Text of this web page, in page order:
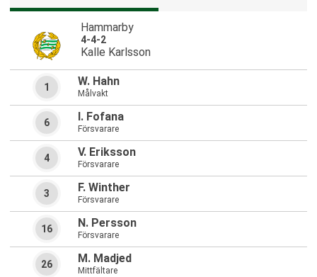
Hammarby
4-4-2
Kalle Karlsson
W. Hahn
Målvakt
1
I. Fofana
Försvarare
6
V. Eriksson
Försvarare
4
F. Winther
Försvarare
3
N. Persson
Försvarare
16
M. Madjed
Mittfältare
26